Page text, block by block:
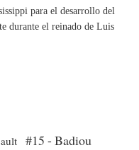
para el desarrollo del
durante el reinado de Luis
#15 - Badiou